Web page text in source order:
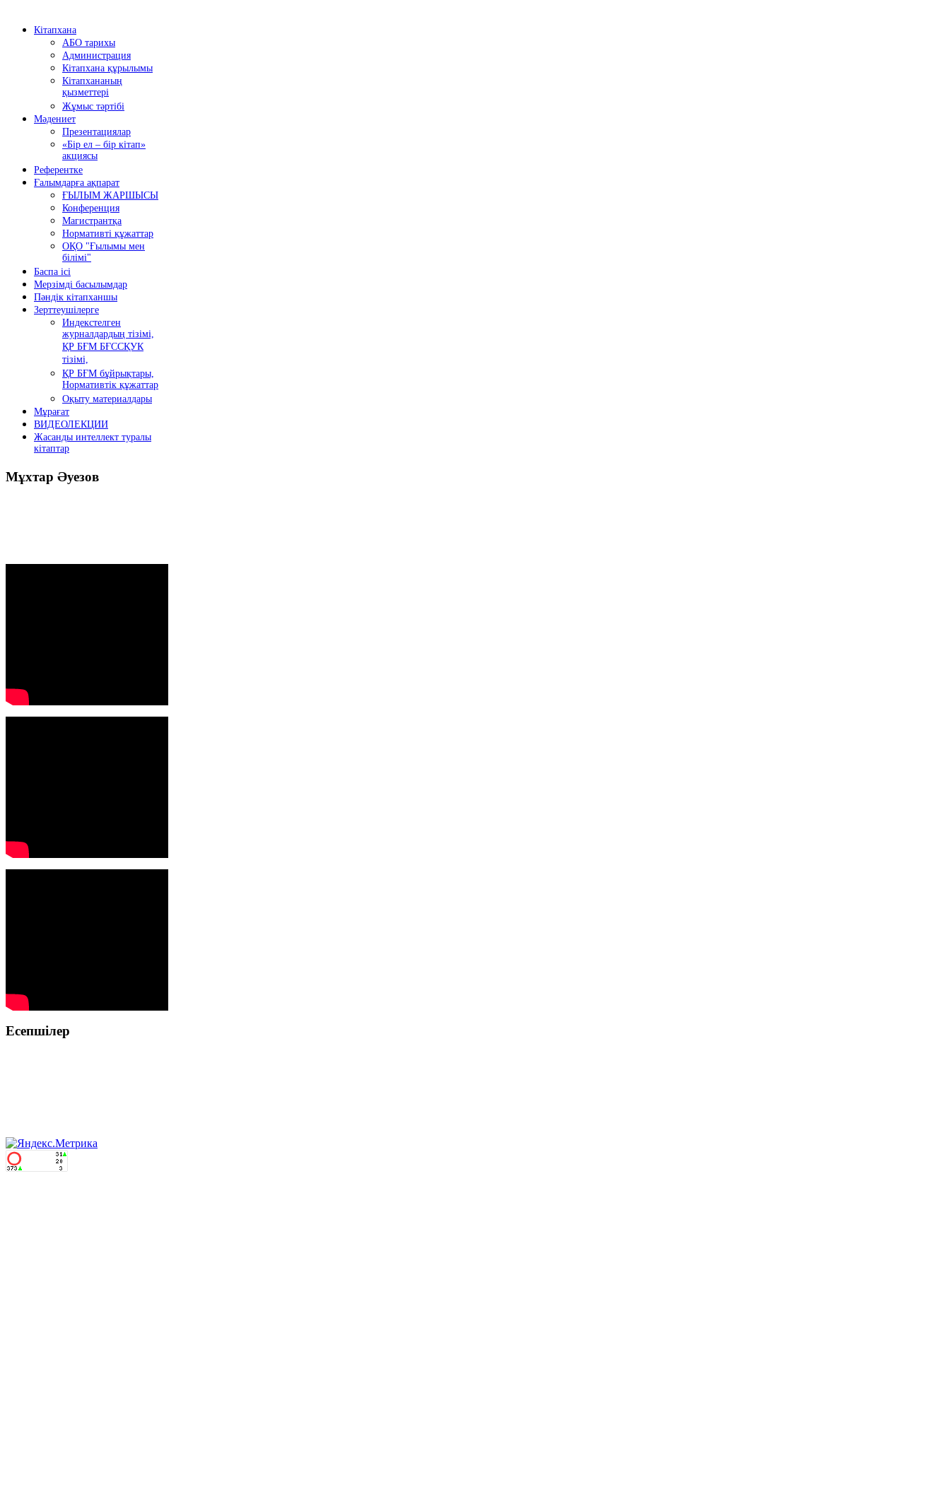
Кітапхана
АБО тарихы
Администрация
Кітапхана құрылымы
Кітапхананың
қызметтері
Жұмыс тәртібі
Мәдениет
Презентациялар
«Бір ел – бір кітап»
акциясы
Референтке
Ғалымдарға ақпарат
ҒЫЛЫМ ЖАРШЫСЫ
Конференция
Магистрантқа
Нормативті құжаттар
ОҚО "Ғылымы мен
білімі"
Баспа ісі
Мерзімді басылымдар
Пәндік кітапханшы
Зерттеушілерге
Индекстелген
журналдардың тізімі,
ҚР БҒМ БҒССҚУК
тізімі,
ҚР БҒМ бұйрықтары,
Нормативтік құжаттар
Оқыту материалдары
Мұрағат
ВИДЕОЛЕКЦИИ
Жасанды интеллект туралы
кітаптар
Мұхтар Әуезов
Есепшілер